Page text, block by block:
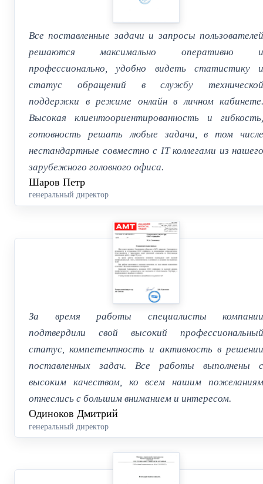
Все поставленные задачи и запросы пользователей
решаются максимально оперативно и
профессионально, удобно видеть статистику и
статус обращений в службу технической
поддержки в режиме онлайн в личном кабинете.
Высокая клиентоориентированность и гибкость,
готовность решать любые задачи, в том числе
нестандартные совместно с IT коллегами из нашего
зарубежного головного офиса.
Шаров Петр
генеральный директор
За время работы специалисты компании
подтвердили свой высокий профессиональный
статус, компетентность и активность в решении
поставленных задач. Все работы выполнены с
высоким качеством, ко всем нашим пожеланиям
отнеслись с большим вниманием и интересом.
Одиноков Дмитрий
генеральный директор